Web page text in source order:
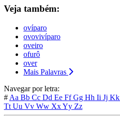
Veja também:
ovíparo
ovovivíparo
oveiro
ofurô
over
Mais Palavras
Navegar por letra:
# Aa Bb Cc Dd Ee FfGg Hh Ii Jj Kk
Tt Uu Vv Ww XxYy Zz